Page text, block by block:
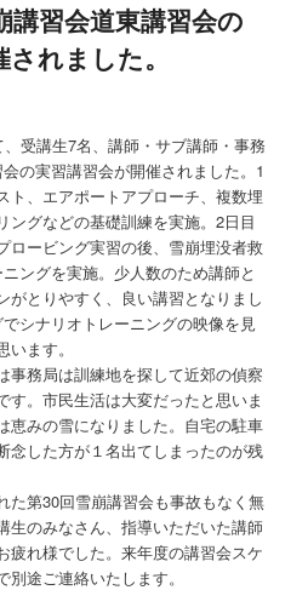
講習会道東講習会の
れました。
受講生7名、講師・サブ講師・事務
の実習講習会が開催されました。1
ト、エアポートアプローチ、複数埋
ングなどの基礎訓練を実施。2日目
ロービング実習の後、雪崩埋没者救
ングを実施。少人数のため講師と
がとりやすく、良い講習となりまし
シナリオトレーニングの映像を見
ます。
事務局は訓練地を探して近郊の偵察
す。市民生活は大変だったと思いま
恵みの雪になりました。自宅の駐車
念した方が１名出てしまったのが残
た第30回雪崩講習会も事故もなく無
生のみなさん、指導いただいた講師
疲れ様でした。来年度の講習会スケ
途ご連絡いたします。